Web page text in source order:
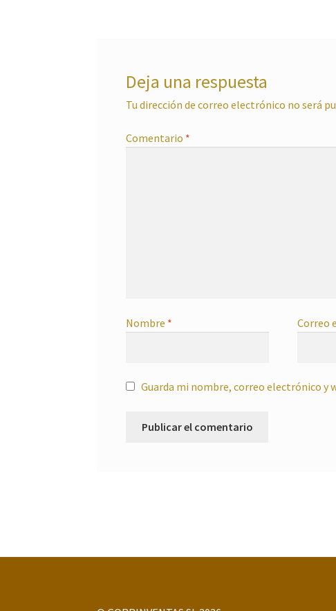
Deja una respuesta
Tu dirección de correo electrónico no será
Comentario *
Nombre * Correo
Guarda mi nombre, correo electrónico y